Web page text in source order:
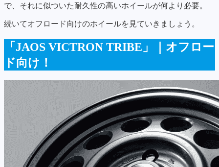
で、それに似ついた耐久性の高いホイールが何より必要。
続いてオフロード向けのホイールを見ていきましょう。
「JAOS VICTRON TRIBE」｜オフロー
ド向け！